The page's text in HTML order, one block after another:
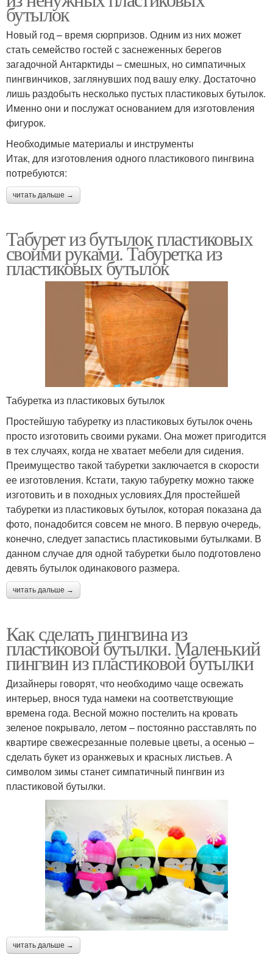
бутылок
Новый год – время сюрпризов. Одним из них может
стать семейство гостей с заснеженных берегов
загадочной Антарктиды – смешных, но симпатичных
пингвинчиков, заглянувших под вашу елку. Достаточно
лишь раздобыть несколько пустых пластиковых бутылок.
Именно они и послужат основанием для изготовления
фигурок.
Необходимые материалы и инструменты
Итак, для изготовления одного пластикового пингвина
потребуются:
читать дальше →
Табурет из бутылок пластиковых
своими руками. Табуретка из
пластиковых бутылок
Табуретка из пластиковых бутылок
Простейшую табуретку из пластиковых бутылок очень
просто изготовить своими руками. Она может пригодится
в тех случаях, когда не хватает мебели для сидения.
Преимущество такой табуретки заключается в скорости
ее изготовления. Кстати, такую табуретку можно также
изготовить и в походных условиях.Для простейшей
табуретки из пластиковых бутылок, которая показана да
фото, понадобится совсем не много. В первую очередь,
конечно, следует запастись пластиковыми бутылками. В
данном случае для одной табуретки было подготовлено
девять бутылок одинакового размера.
читать дальше →
Как сделать пингвина из
пластиковой бутылки. Маленький
пингвин из пластиковой бутылки
Дизайнеры говорят, что необходимо чаще освежать
интерьер, внося туда намеки на соответствующие
времена года. Весной можно постелить на кровать
зеленое покрывало, летом – постоянно расставлять по
квартире свежесрезанные полевые цветы, а осенью –
сделать букет из оранжевых и красных листьев. А
символом зимы станет симпатичный пингвин из
пластиковой бутылки.
читать дальше →